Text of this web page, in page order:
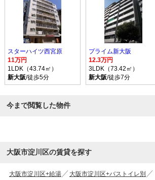
スターハイツ西宮原
11万円
1LDK（43.74㎡）
新大阪/徒歩5分
プライム新大阪
12.3万円
3LDK（73.42㎡）
新大阪/徒歩7分
今まで閲覧した物件
大阪市淀川区の賃貸を探す
大阪市淀川区+給湯
大阪市淀川区+バストイレ別